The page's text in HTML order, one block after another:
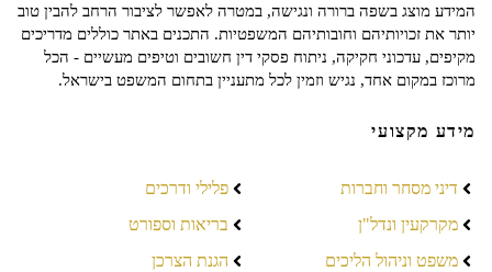
המידע מוצג בשפה ברורה ונגישה, במטרה לאפשר לציבור הרחב להבין טוב
יותר את זכויותיהם וחובותיהם המשפטיות. התכנים באתר כוללים מדריכים
מקיפים, עדכוני חקיקה, ניתוח פסקי דין חשובים וטיפים מעשיים - הכל
מרוכז במקום אחד, נגיש וזמין לכל מתעניין בתחום המשפט בישראל.
מידע מקצועי
דיני מסחר וחברות
מקרקעין ונדל"ן
משפט וניהול הליכים
פלילי ודרכים
בריאות וספורט
הגנת הצרכן